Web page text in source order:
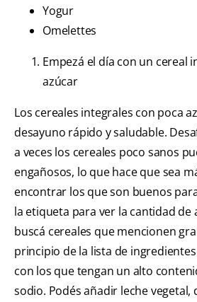
Yogur
Omelettes
Empezá el día con un cereal
azúcar
Los cereales integrales con poca
desayuno rápido y saludable.
a veces los cereales poco sanos
engañosos, lo que hace que sea
encontrar los que son buenos
la etiqueta para ver la cantidad de
buscá cereales que mencionen
principio de la lista de
con los que tengan un alto
sodio. Podés añadir leche vegetal,